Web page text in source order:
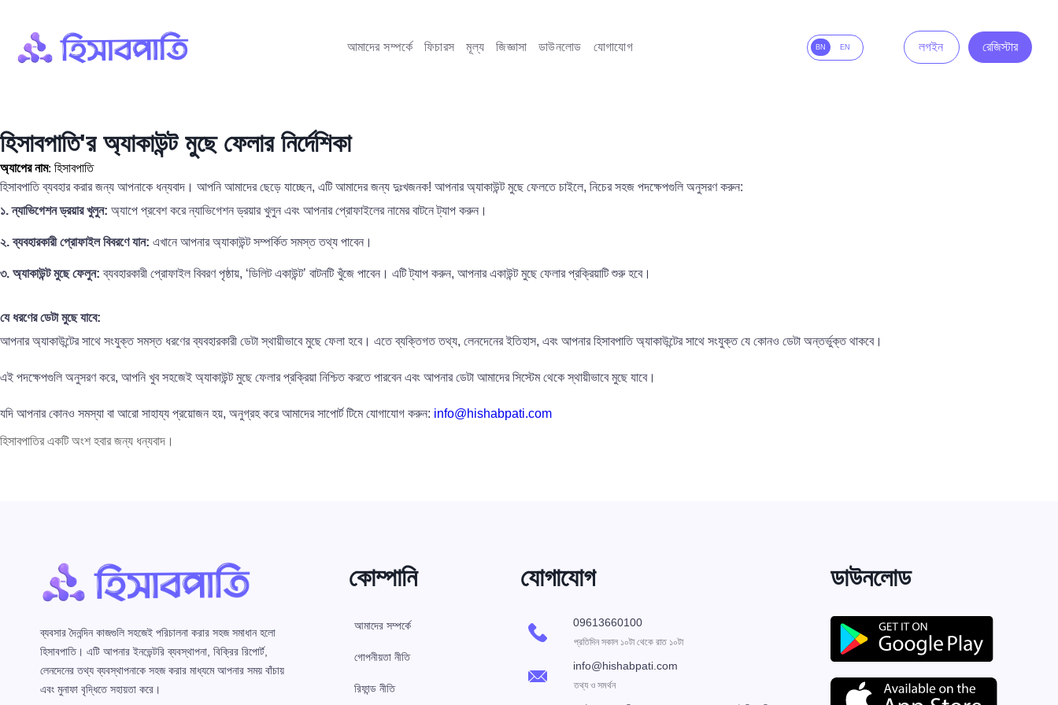
আমাদের সম্পর্কে ফিচারস মূল্য জিজ্ঞাসা ডাউনলোড যোগাযোগ BN EN লগইন রেজিস্টার
হিসাবপাতি'র অ্যাকাউন্ট মুছে ফেলার নির্দেশিকা
অ্যাপের নাম: হিসাবপাতি
হিসাবপাতি ব্যবহার করার জন্য আপনাকে ধন্যবাদ। আপনি আমাদের ছেড়ে যাচ্ছেন, এটি আমাদের জন্য দুঃখজনক! আপনার অ্যাকাউন্ট মুছে ফেলতে চাইলে, নিচের সহজ পদক্ষেপগুলি অনুসরণ করুন:
১. ন্যাভিগেশন ড্রয়ার খুলুন: অ্যাপে প্রবেশ করে ন্যাভিগেশন ড্রয়ার খুলুন এবং আপনার প্রোফাইলের নামের বাটনে ট্যাপ করুন।
২. ব্যবহারকারী প্রোফাইল বিবরণে যান: এখানে আপনার অ্যাকাউন্ট সম্পর্কিত সমস্ত তথ্য পাবেন।
৩. অ্যাকাউন্ট মুছে ফেলুন:ব্যবহারকারী প্রোফাইল বিবরণ পৃষ্ঠায়, ‘ডিলিট একাউন্ট’ বাটনটি খুঁজে পাবেন। এটি ট্যাপ করুন, আপনার একাউন্ট মুছে ফেলার প্রক্রিয়াটি শুরু হবে।
যে ধরণের ডেটা মুছে যাবে:
আপনার অ্যাকাউন্টের সাথে সংযুক্ত সমস্ত ধরণের ব্যবহারকারী ডেটা স্থায়ীভাবে মুছে ফেলা হবে। এতে ব্যক্তিগত তথ্য, লেনদেনের ইতিহাস, এবং আপনার হিসাবপাতি অ্যাকাউন্টের সাথে সংযুক্ত যে কোনও ডেটা অন্তর্ভুক্ত থাকবে।
এই পদক্ষেপগুলি অনুসরণ করে, আপনি খুব সহজেই অ্যাকাউন্ট মুছে ফেলার প্রক্রিয়া নিশ্চিত করতে পারবেন এবং আপনার ডেটা আমাদের সিস্টেম থেকে স্থায়ীভাবে মুছে যাবে।
যদি আপনার কোনও সমস্যা বা আরো সাহায্য প্রয়োজন হয়, অনুগ্রহ করে আমাদের সাপোর্ট টিমে যোগাযোগ করুন: info@hishabpati.com
হিসাবপাতির একটি অংশ হবার জন্য ধন্যবাদ।
ব্যবসার দৈনন্দিন কাজগুলি সহজেই পরিচালনা করার সহজ সমাধান হলো
হিসাবপাতি। এটি আপনার ইনভেন্টরি ব্যবস্থাপনা, বিক্রির রিপোর্ট,
লেনদেনের তথ্য ব্যবস্থাপনাকে সহজ করার মাধ্যমে আপনার সময় বাঁচায়
এবং মুনাফা বৃদ্ধিতে সহায়তা করে।
কোম্পানি
আমাদের সম্পর্কে
গোপনীয়তা নীতি
রিফান্ড নীতি
যোগাযোগ
09613660100
প্রতিদিন সকাল ১০টা থেকে রাত ১০টা
info@hishabpati.com
তথ্য ও সমর্থন
ডাউনলোড